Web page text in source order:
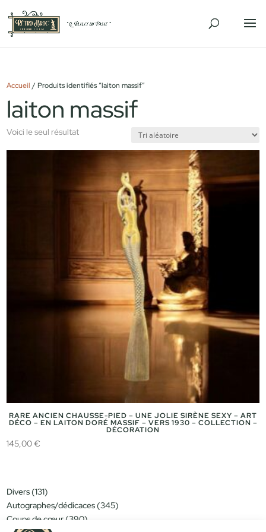
Accueil / Produits identifiés “laiton massif”
laiton massif
Voici le seul résultat
RARE ANCIEN CHAUSSE-PIED – UNE JOLIE SIRÈNE SEXY – ART
DÉCO – EN LAITON DORÉ MASSIF – VERS 1930 – COLLECTION –
DÉCORATION
145,00€
Divers 131131
produits
Autographes/dédicaces 345345
Coups de cœur 390390